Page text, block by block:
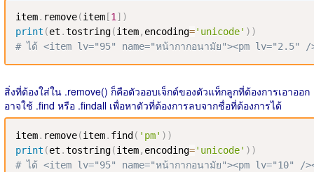
item. remove(item [1 ] )
print (et .tostring(item, encoding='unicode' ) )
# ได้ <item lv="95" name="หน้ากากอนามัย"><pm lv="2.5"
สิ่งที่ต้องใส่ใน .remove() ก็คือตัวออบเจ็กต์ของตัวแท็กลูกที่ต้องการเอาออก
อาจใช้ .find หรือ .findall เพื่อหาตัวที่ต้องการลบจากชื่อที่ต้องการได้
item. remove(item. find ( 'pm' ) )
print (et .tostring(item, encoding='unicode' ) )
# ได้ <item lv="95" name="หน้ากากอนามัย"><pm lv="10" /